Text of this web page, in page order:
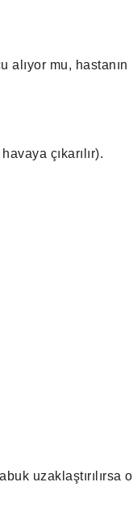
mu, hastanın
çıkarılır).
uzaklaştırılırsa o